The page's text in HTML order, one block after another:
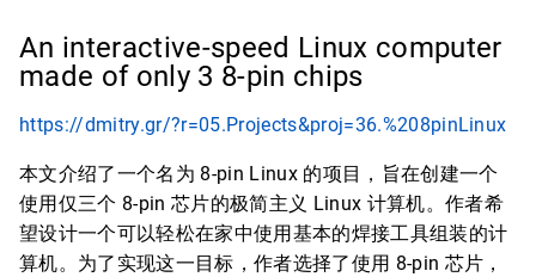
An interactive-speed Linux computer
made of only 3 8-pin chips
https://dmitry.gr/?r=05.Projects&proj=36.%208pinLinux
本文介绍了一个名为 8-pin Linux 的项目，旨在创建一个
使用仅三个 8-pin 芯片的极简主义 Linux 计算机。作者希
望设计一个可以轻松在家中使用基本的焊接工具组装的计
算机。为了实现这一目标，作者选择了使用 8-pin 芯片，